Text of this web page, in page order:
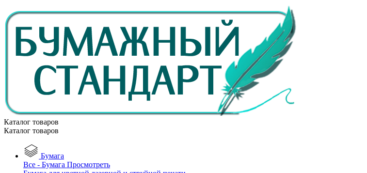
Каталог товаров
Каталог товаров
Бумага
Все - Бумага Просмотреть